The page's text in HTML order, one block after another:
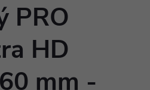
PRO
HD
mm -